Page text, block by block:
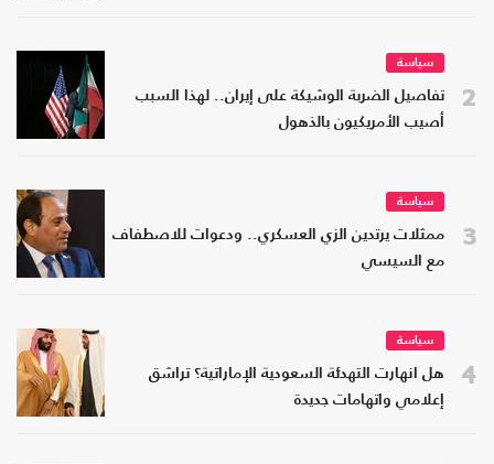
2
سياسة
تفاصيل الضربة الوشيكة على إيران.. لهذا السبب
أصيب الأمريكيون بالذهول
3
سياسة
ممثلات يرتدين الزي العسكري.. ودعوات للاصطفاف
مع السيسي
4
سياسة
هل انهارت التهدئة السعودية الإماراتية؟ تراشق
إعلامي واتهامات جديدة